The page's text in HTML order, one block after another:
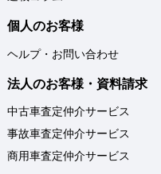
個人のお客様
ヘルプ・お問い合わせ
法人のお客様・資料請求
中古車査定仲介サービス
事故車査定仲介サービス
商用車査定仲介サービス